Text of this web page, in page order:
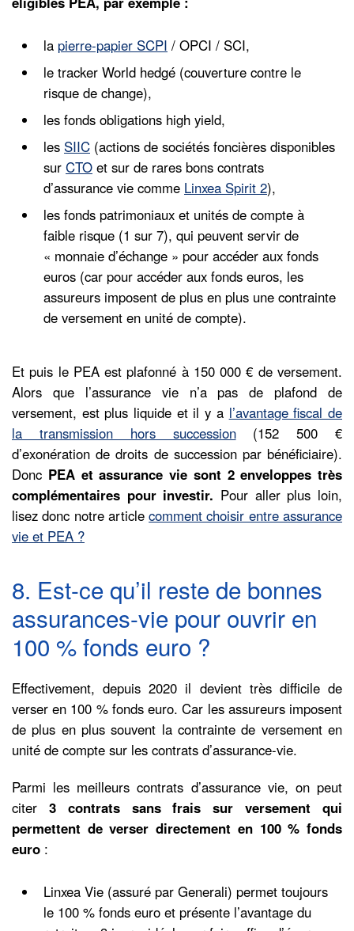
la pierre-papier SCPI / OPCI / SCI,
le tracker World hedgé (couverture contre le
risque de change),
les fonds obligations high yield,
les SIIC (actions de sociétés foncières disponibles
sur CTO et sur de rares bons contrats
d’assurance vie comme Linxea Spirit 2),
les fonds patrimoniaux et unités de compte à
faible risque (1 sur 7), qui peuvent servir de
« monnaie d’échange » pour accéder aux fonds
euros (car pour accéder aux fonds euros, les
assureurs imposent de plus en plus une contrainte
de versement en unité de compte).
Et puis le PEA est plafonné à 150 000 € de versement.
Alors que l’assurance vie n’a pas de plafond de
versement, est plus liquide et il y a l’avantage fiscal de
la transmission hors succession(152 500 €
d’exonération de droits de succession par bénéficiaire).
Donc PEA et assurance vie sont 2 enveloppes très
complémentaires pour investir. Pour aller plus loin,
lisez donc notre articlecomment choisir entre assurance
vie et PEA ?
8. Est-ce qu’il reste de bonnes
assurances-vie pour ouvrir en
100 % fonds euro ?
Effectivement, depuis 2020 il devient très difficile de
verser en 100 % fonds euro. Car les assureurs imposent
de plus en plus souvent la contrainte de versement en
unité de compte sur les contrats d’assurance-vie.
Parmi les meilleurs contrats d’assurance vie, on peut
citer 3 contrats sans frais sur versement qui
permettent de verser directement en 100 % fonds
euro :
Linxea Vie (assuré par Generali) permet toujours
le 100 % fonds euro et présente l’avantage du